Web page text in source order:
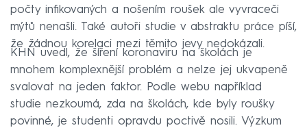
počty infikovaných a nošením roušek ale vyvraceči
mýtů nenašli. Také autoři studie v abstraktu práce píší,
že žádnou korelaci mezi těmito jevy nedokázali.
KHN uvedl, že šíření koronaviru na školách je
mnohem komplexnější problém a nelze jej ukvapeně
svalovat na jeden faktor. Podle webu například
studie nezkoumá, zda na školách, kde byly roušky
povinné, je studenti opravdu poctivě nosili. Výzkum